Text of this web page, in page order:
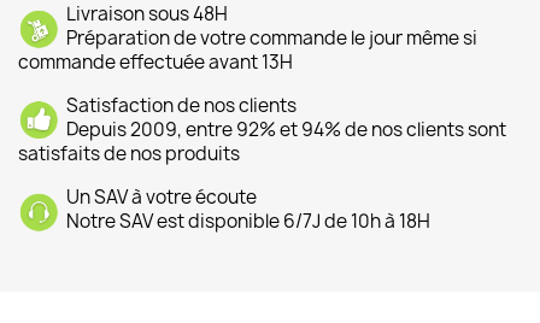
Livraison sous 48H
Préparation de votre commande le jour même si
commande effectuée avant 13H
Satisfaction de nos clients
Depuis 2009, entre 92% et 94% de nos clients sont
satisfaits de nos produits
Un SAV à votre écoute
Notre SAV est disponible 6/7J de 10h à 18H